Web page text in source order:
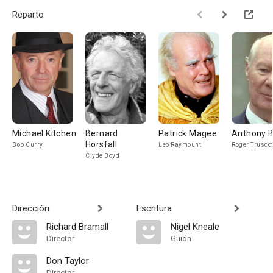
Reparto
Michael Kitchen
Bob Curry
Bernard
Horsfall
Clyde Boyd
Patrick Magee
Leo Raymount
Anthony
Roger
Dirección
Richard Bramall
Director
Don Taylor
Escritura
Nigel Kneale
Guión